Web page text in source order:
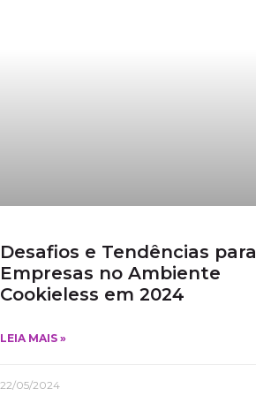
Desafios e Tendências para
Empresas no Ambiente
Cookieless em 2024
LEIA MAIS »
22/05/2024